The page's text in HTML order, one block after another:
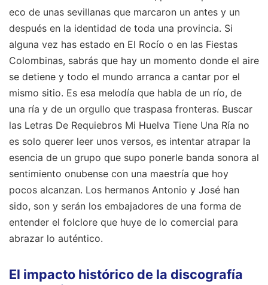
después en la identidad de toda una provincia. Si
alguna vez has estado en El Rocío o en las Fiestas
Colombinas, sabrás que hay un momento donde el aire
se detiene y todo el mundo arranca a cantar por el
mismo sitio. Es esa melodía que habla de un río, de
una ría y de un orgullo que traspasa fronteras. Buscar
las Letras De Requiebros Mi Huelva Tiene Una Ría no
es solo querer leer unos versos, es intentar atrapar la
esencia de un grupo que supo ponerle banda sonora al
sentimiento onubense con una maestría que hoy
pocos alcanzan. Los hermanos Antonio y José han
sido, son y serán los embajadores de una forma de
entender el folclore que huye de lo comercial para
abrazar lo auténtico.
de Requiebros